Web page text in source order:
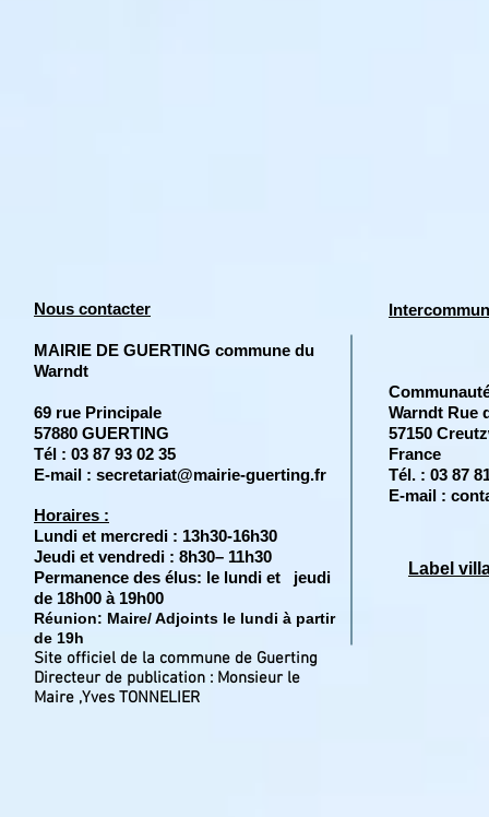
Nous contacter
MAIRIE DE GUERTING commune du
Warndt
69 rue Principale
57880 GUERTING
Tél : 03 87 93 02 35
E-mail : secretariat@mairie-guerting.fr
Horaires :
Lundi et mercredi : 13h30-16h30
Jeudi et vendredi : 8h30– 11h30
Permanence des élus: le lundi et jeudi
de 18h00 à 19h00
Réunion: Maire/ Adjoints le lundi à partir
de 19h
Site officiel de la commune de Guerting
Directeur de publication : Monsieur le
Maire ,Yves TONNELIER
Warndt Rue
57150
France
Tél. : 03 87
E-mail :
Label